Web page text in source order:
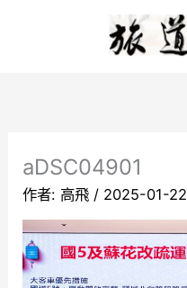
aDSC04901
作者: 高飛 / 2025-01-22